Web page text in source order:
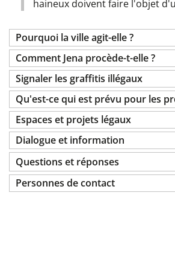
haineux doivent faire l'objet
Pourquoi la ville agit-elle ?
Comment Jena procède-t-elle ?
Signaler les graffitis illégaux
Qu'est-ce qui est prévu pour les
Espaces et projets légaux
Dialogue et information
Questions et réponses
Personnes de contact